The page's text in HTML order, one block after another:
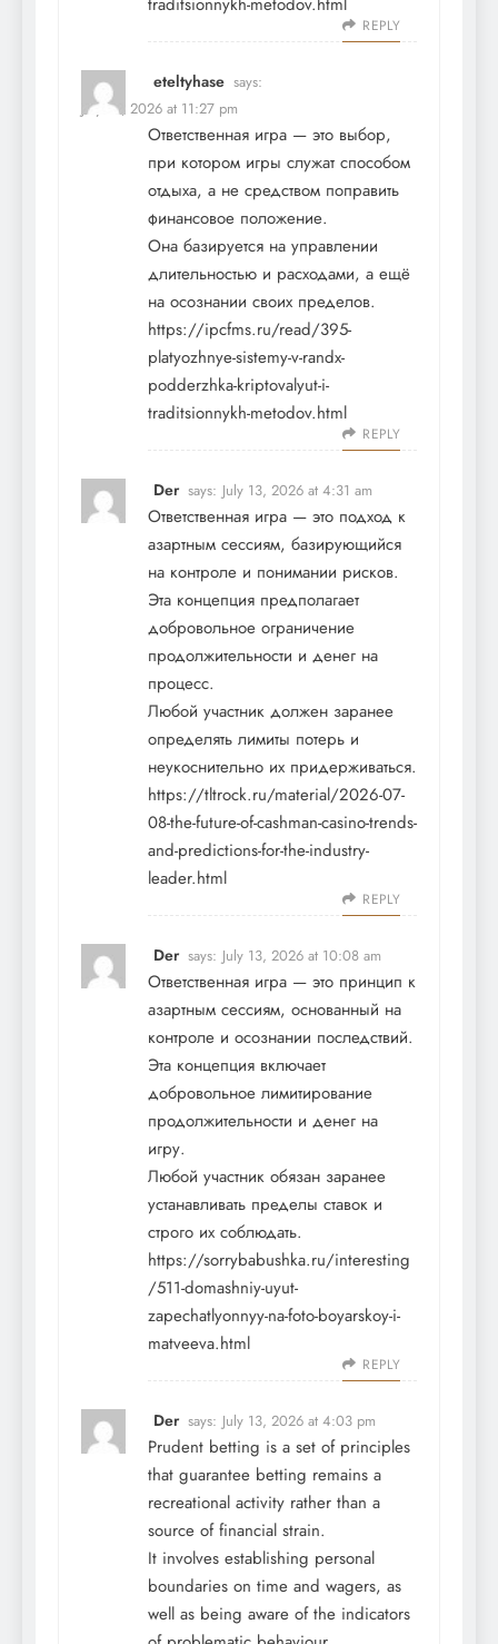
REPLY
eteltyhase says:
July 12, 2026 at 11:27 pm
Ответственная игра — это выбор,
при котором игры служат способом
отдыха, а не средством поправить
финансовое положение.
Она базируется на управлении
длительностью и расходами, а ещё
на осознании своих пределов.
https://ipcfms.ru/read/395-
platyozhnye-sistemy-v-randx-
podderzhka-kriptovalyut-i-
traditsionnykh-metodov.html
REPLY
Der says: July 13, 2026 at 4:31 am
Ответственная игра — это подход к
азартным сессиям, базирующийся
на контроле и понимании рисков.
Эта концепция предполагает
добровольное ограничение
продолжительности и денег на
процесс.
Любой участник должен заранее
определять лимиты потерь и
неукоснительно их придерживаться.
https://tltrock.ru/material/2026-07-
08-the-future-of-cashman-casino-trends-
and-predictions-for-the-industry-
leader.html
REPLY
Der says: July 13, 2026 at 10:08 am
Ответственная игра — это принцип к
азартным сессиям, основанный на
контроле и осознании последствий.
Эта концепция включает
добровольное лимитирование
продолжительности и денег на
игру.
Любой участник обязан заранее
устанавливать пределы ставок и
строго их соблюдать.
https://sorrybabushka.ru/interesting
/511-domashniy-uyut-
zapechatlyonnyy-na-foto-boyarskoy-i-
matveeva.html
REPLY
Der says: July 13, 2026 at 4:03 pm
Prudent betting is a set of principles
that guarantee betting remains a
recreational activity rather than a
source of financial strain.
It involves establishing personal
boundaries on time and wagers, as
well as being aware of the indicators